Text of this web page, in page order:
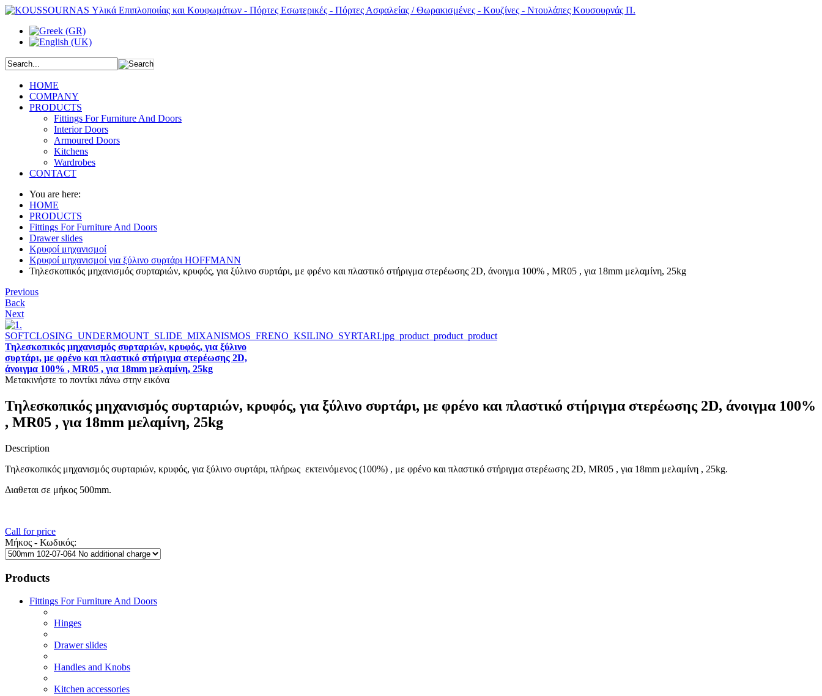
HOME
COMPANY
PRODUCTS
Fittings For Furniture And Doors
Interior Doors
Armoured Doors
Kitchens
Wardrobes
CONTACT
You are here:
HOME
PRODUCTS
Fittings For Furniture And Doors
Drawer slides
Κρυφοί μηχανισμοί
Κρυφοί μηχανισμοί για ξύλινο συρτάρι HOFFMANN
Τηλεσκοπικός μηχανισμός συρταριών, κρυφός, για ξύλινο συρτάρι, με φρένο και πλαστικό στήριγμα στερέωσης 2D, άνοιγμα 100% , MR05 , για 18mm μελαμίνη, 25kg
Previous
Back
Next
Τηλεσκοπικός μηχανισμός συρταριών, κρυφός, για ξύλινο
συρτάρι, με φρένο και πλαστικό στήριγμα στερέωσης 2D,
άνοιγμα 100% , MR05 , για 18mm μελαμίνη, 25kg
Μετακινήστε το ποντίκι πάνω στην εικόνα
Τηλεσκοπικός μηχανισμός συρταριών, κρυφός, για ξύλινο συρτάρι, με φρένο και πλαστικό στήριγμα στερέωσης 2D, άνοιγμα 100%
, MR05 , για 18mm μελαμίνη, 25kg
Description
Τηλεσκοπικός μηχανισμός συρταριών, κρυφός, για ξύλινο συρτάρι, πλήρως εκτεινόμενος (100%) , με φρένο και πλαστικό στήριγμα στερέωσης 2D, MR05 , για 18mm μελαμίνη , 25kg.
Διαθεται σε μήκος 500mm.
Call for price
Μήκος - Κωδικός:
Products
Fittings For Furniture And Doors
Hinges
Drawer slides
Handles and Knobs
Kitchen accessories